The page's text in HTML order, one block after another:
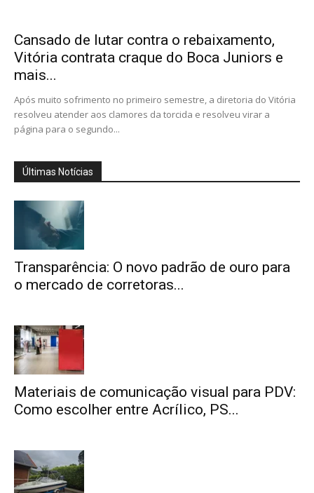
Cansado de lutar contra o rebaixamento,
Vitória contrata craque do Boca Juniors e
mais...
Após muito sofrimento no primeiro semestre, a diretoria do Vitória
resolveu atender aos clamores da torcida e resolveu virar a
página para o segundo...
Últimas Notícias
Transparência: O novo padrão de ouro para
o mercado de corretoras...
Materiais de comunicação visual para PDV:
Como escolher entre Acrílico, PS...